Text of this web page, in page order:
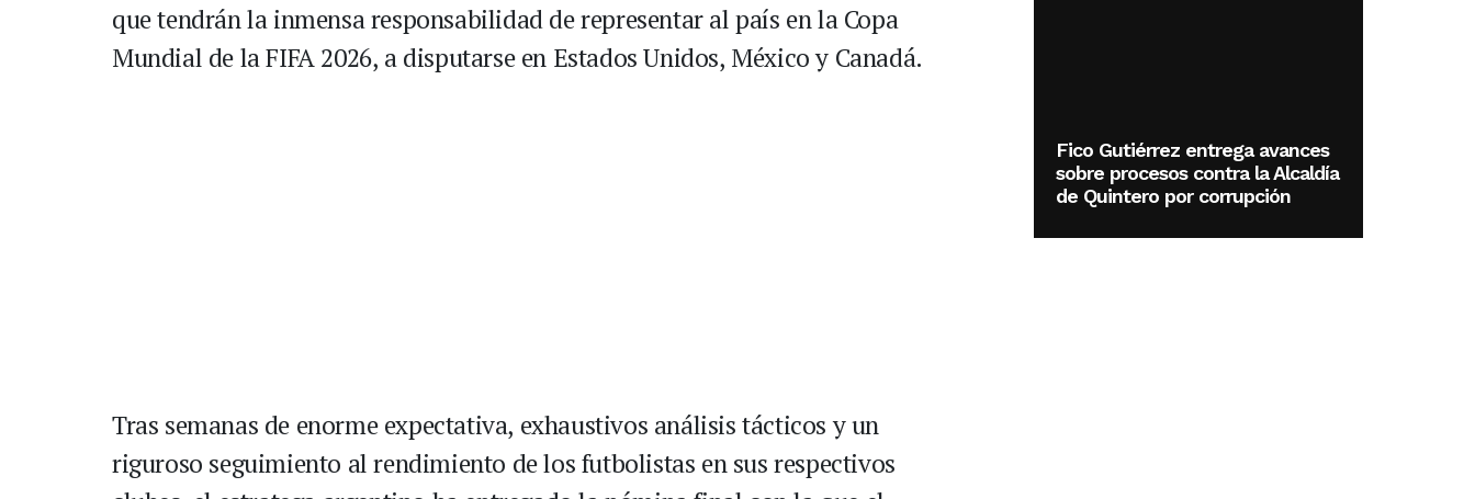
que tendrán la inmensa responsabilidad de representar al país en la Copa
Mundial de la FIFA 2026, a disputarse en Estados Unidos, México y Canadá.
Tras semanas de enorme expectativa, exhaustivos análisis tácticos y un
riguroso seguimiento al rendimiento de los futbolistas en sus respectivos
Fico Gutiérrez entrega avances
sobre procesos contra la Alcaldía
de Quintero por corrupción